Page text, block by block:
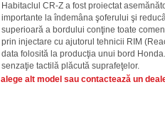
Habitaclul CR-Z a fost proiectat
importante la îndemâna şoferului şi
superioară a bordului conţine toate
prin injectare cu ajutorul tehnicii RIM
data folosită la producţia unui bord
senzaţie tactilă plăcută suprafeţelor.
alege alt model sau contactează un